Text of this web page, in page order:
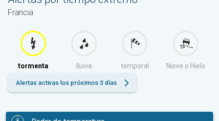
Francia
tormenta lluvia temporal Nieve o Hielo
Alertas activas los próximos 3 días